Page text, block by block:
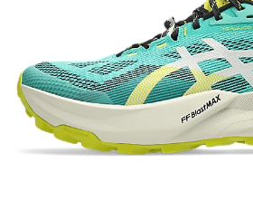
ลิงก์
หน้า
เดียวกัน